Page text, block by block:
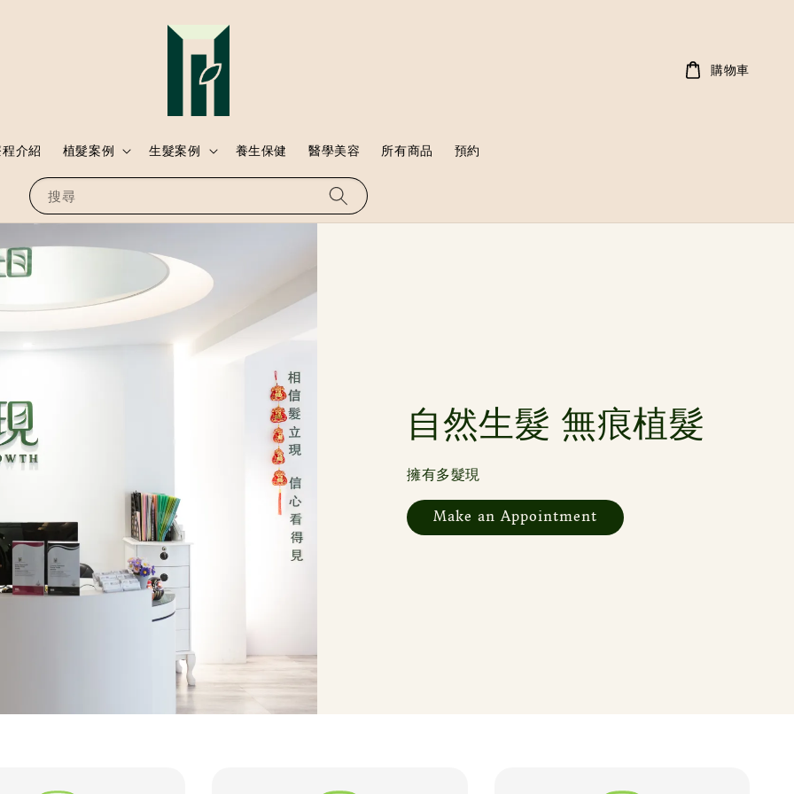
搜尋
介紹 植髮案例 生髮案例 養生保健 醫學美容 所有商品 預約
購物車
自然生髮 無痕植髮
擁有多髮現
Make an Appointment